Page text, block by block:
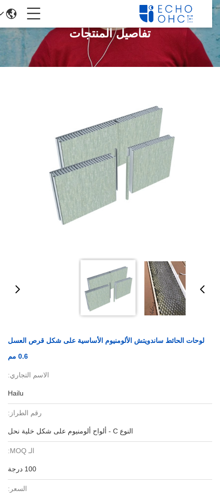
تفاصيل المنتجات
لوحات الحائط ساندويتش الألومنيوم الأساسية على شكل قرص العسل
0.6 مم
الاسم التجاري:
Hailu
رقم الطراز:
النوع C - ألواح ألومنيوم على شكل خلية نحل
الـ MOQ:
100 درجة
السعر: